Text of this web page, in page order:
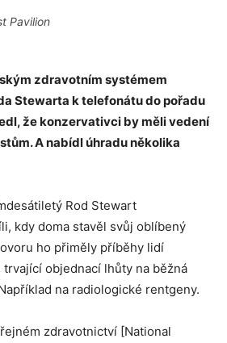
Pavilion
zdravotním systémem
Stewarta k telefonátu do pořadu
že konzervativci by měli vedení
A nabídl úhradu několika
Rod Stewart
kdy doma stavěl svůj oblíbený
ho přiměly příběhy lidí
objednací lhůty na běžná
na radiologické rentgeny.
zdravotnictví [National